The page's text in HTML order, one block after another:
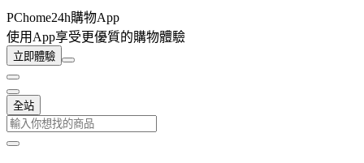
PChome24h購物App
使用App享受更優質的購物體驗
立即體驗
全站